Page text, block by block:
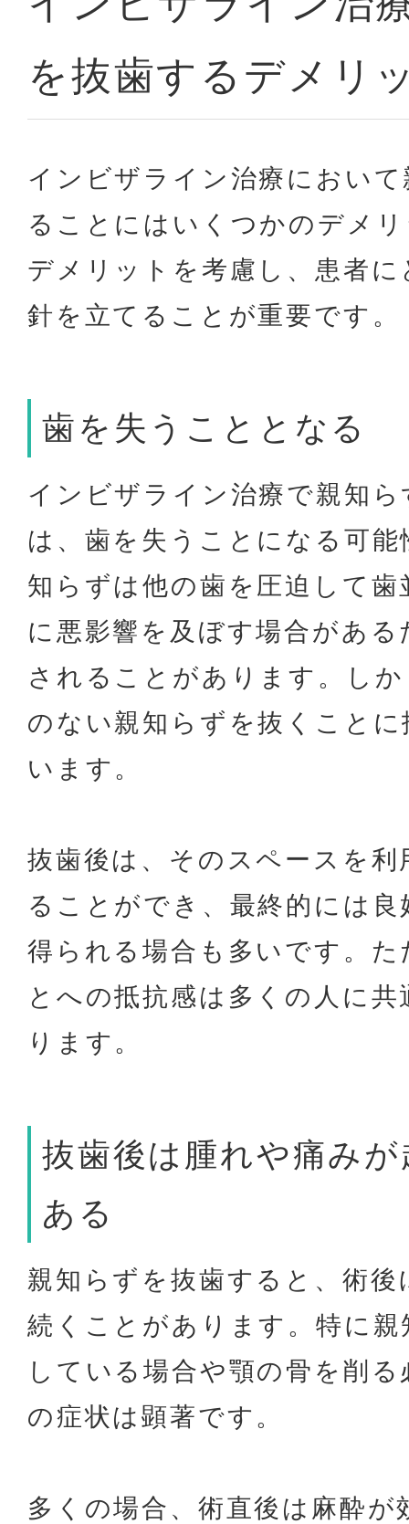
を抜歯するデメリ
インビザライン治療におい
ることにはいくつかのデメ
デメリットを考慮し、患者
針を立てることが重要です。
歯を失うこととなる
インビザライン治療で親知
は、歯を失うことになる可
知らずは他の歯を圧迫して
に悪影響を及ぼす場合があ
されることがあります。し
のない親知らずを抜くこと
います。
抜歯後は、そのスペースを
ることができ、最終的には
得られる場合も多いです。
とへの抵抗感は多くの人に
ります。
抜歯後は腫れや痛み
ある
親知らずを抜歯すると、術
続くことがあります。特に
している場合や顎の骨を削
の症状は顕著です。
多くの場合、術直後は麻酔